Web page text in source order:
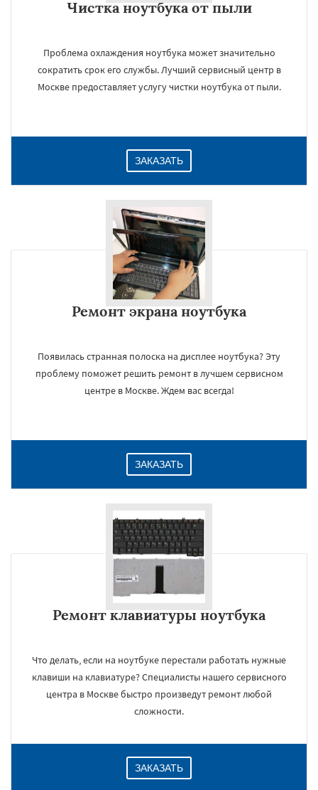
Чистка ноутбука от пыли
Проблема охлаждения ноутбука может значительно
сократить срок его службы. Лучший сервисный центр в
Москве предоставляет услугу чистки ноутбука от пыли.
ЗАКАЗАТЬ
Ремонт экрана ноутбука
Появилась странная полоска на дисплее ноутбука? Эту
проблему поможет решить ремонт в лучшем сервисном
центре в Москве. Ждем вас всегда!
ЗАКАЗАТЬ
Ремонт клавиатуры ноутбука
Что делать, если на ноутбуке перестали работать нужные
клавиши на клавиатуре? Специалисты нашего сервисного
центра в Москве быстро произведут ремонт любой
сложности.
ЗАКАЗАТЬ